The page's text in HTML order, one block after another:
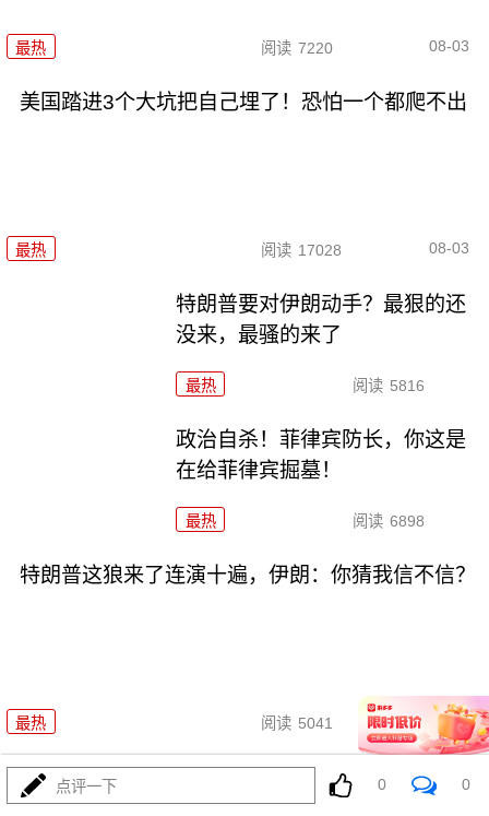
最热 阅读 7220 08-03
美国踏进3个大坑把自己埋了！恐怕一个都爬不出
最热 阅读 17028 08-03
特朗普要对伊朗动手？最狠的还
没来，最骚的来了
最热 阅读 5816
政治自杀！菲律宾防长，你这是
在给菲律宾掘墓！
最热 阅读 6898
特朗普这狼来了连演十遍，伊朗：你猜我信不信？
最热 阅读 5041 08-03
高市早苗又作妖！特高课卷土重
来，日本三重困境
点评一下 0 0